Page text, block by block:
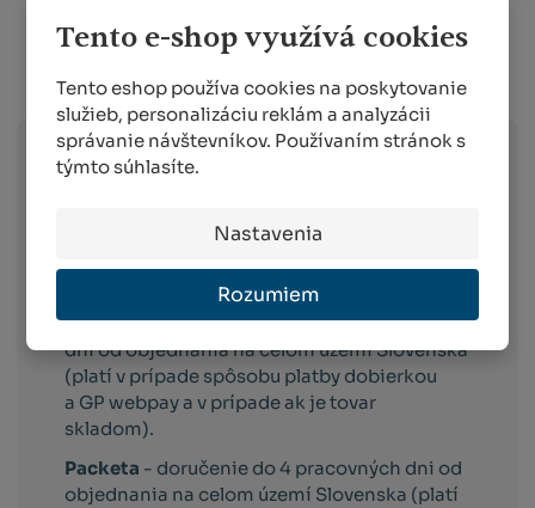
Tento e-shop využívá cookies
Tento eshop používa cookies na poskytovanie
služieb, personalizáciu reklám a analyzácii
správanie návštevníkov. Používaním stránok s
týmto súhlasíte.
Nastavenia
Rozumiem
Info o preprave:
Slovak Parcel Service –
území Slovenska (platí v prípade spôsobu
FOFR (neštandardné balíky váhovo a
dĺžkovo) –doručenie do cca 14 pracovných
dní od objednania na celom území Slovenska
(platí v prípade spôsobu platby dobierkou
a GP webpay a v prípade ak je tovar
skladom).
Packeta - doručenie do 4 pracovných dni od
objednania na celom území Slovenska (platí